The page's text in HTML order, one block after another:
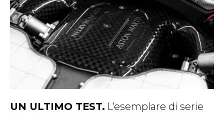
UN ULTIMO TEST. L’esemplare di serie